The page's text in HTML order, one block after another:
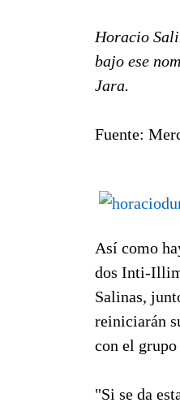
Horacio
bajo ese
Jara.
Fuente:
Así como
dos Inti-
Salinas,
reiniciarán
con el
"Si se da